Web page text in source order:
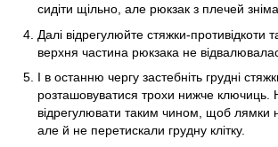
сидіти щільно, але рюкзак з плечей
Далі відрегулюйте стяжки-
верхня частина рюкзака не
І в останню чергу застебніть грудні
розташовуватися трохи нижче ключиць.
відрегулювати таким чином, щоб лямки
але й не перетискали грудну клітку.